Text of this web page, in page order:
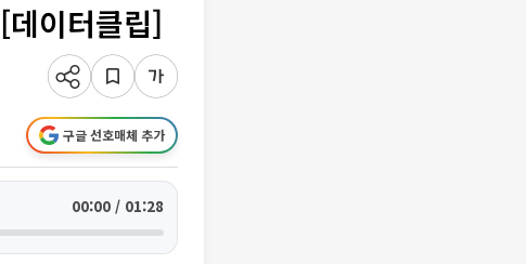
이터클립]
구글 선호매체 추가
00:00 / 01:28